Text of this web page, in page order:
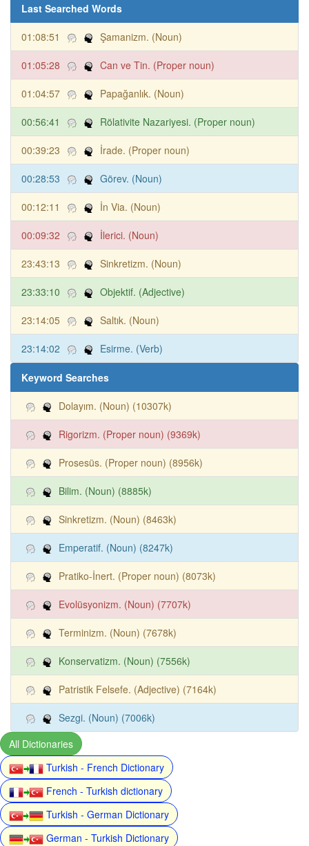
Last Searched Words
01:08:51 Şamanizm. (Noun)
01:05:28 Can ve Tin. (Proper noun)
01:04:57 Papağanlık. (Noun)
00:56:41 Rölativite Nazariyesi. (Proper noun)
00:39:23 İrade. (Proper noun)
00:28:53 Görev. (Noun)
00:12:11 İn Via. (Noun)
00:09:32 İlerici. (Noun)
23:43:13 Sinkretizm. (Noun)
23:33:10 Objektif. (Adjective)
23:14:05 Saltık. (Noun)
23:14:02 Esirme. (Verb)
Keyword Searches
Dolayım. (Noun) (10307k)
Rigorizm. (Proper noun) (9369k)
Prosesüs. (Proper noun) (8956k)
Bilim. (Noun) (8885k)
Sinkretizm. (Noun) (8463k)
Emperatif. (Noun) (8247k)
Pratiko-İnert. (Proper noun) (8073k)
Evolüsyonizm. (Noun) (7707k)
Terminizm. (Noun) (7678k)
Konservatizm. (Noun) (7556k)
Patristik Felsefe. (Adjective) (7164k)
Sezgi. (Noun) (7006k)
All Dictionaries
Turkish - French Dictionary
French - Turkish dictionary
Turkish - German Dictionary
German - Turkish Dictionary